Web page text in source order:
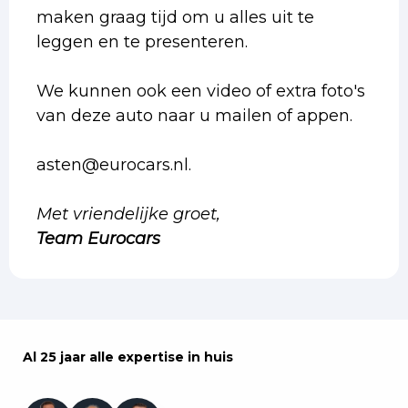
maken graag tijd om u alles uit te
leggen en te presenteren.
We kunnen ook een video of extra foto's
van deze auto naar u mailen of appen.
asten@eurocars.nl.
Met vriendelijke groet,
Team Eurocars
Al 25 jaar alle expertise in huis